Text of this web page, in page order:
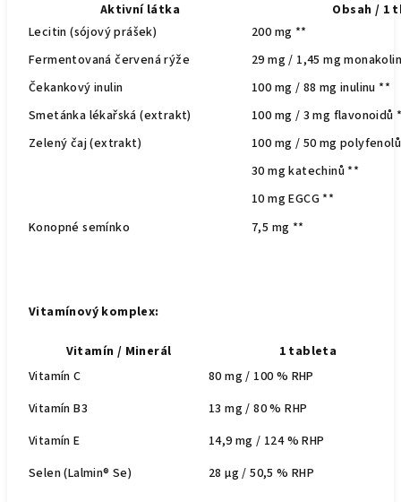
Aktivní látka
Obsah / 1
Lecitin (sójový prášek)
200 mg **
Fermentovaná červená rýže
29 mg / 1,45 mg
Čekankový inulin
100 mg / 88 mg inulinu **
Smetánka lékařská (extrakt)
100 mg / 3 mg flavonoidů
Zelený čaj (extrakt)
100 mg / 50 mg
30 mg katechinů **
10 mg EGCG **
Konopné semínko
7,5 mg **
Vitamínový komplex:
Vitamín / Minerál
1 tableta
Vitamín C
80 mg / 100 % RHP
Vitamín B3
13 mg / 80 % RHP
Vitamín E
14,9 mg / 124 % RHP
Selen (Lalmin® Se)
28 µg / 50,5 % RHP